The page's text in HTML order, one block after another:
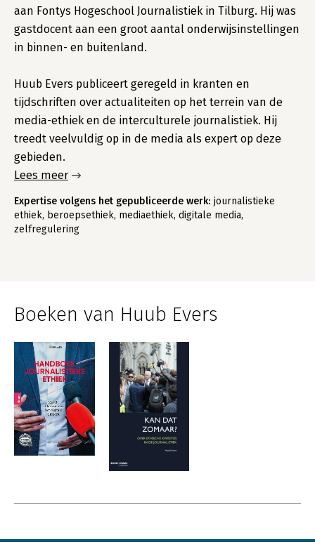
aan Fontys Hogeschool Journalistiek in Tilburg. Hij was
gastdocent aan een groot aantal onderwijsinstellingen
in binnen- en buitenland.
Huub Evers publiceert geregeld in kranten en
tijdschriften over actualiteiten op het terrein van de
media-ethiek en de interculturele journalistiek. Hij
treedt veelvuldig op in de media als expert op deze
gebieden.
Lees meer
Expertise volgens het gepubliceerde werk: journalistieke
ethiek, beroepsethiek, mediaethiek, digitale media,
zelfregulering
Boeken van Huub Evers